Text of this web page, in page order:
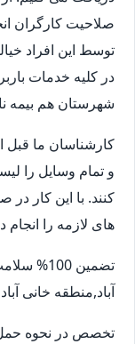
صلاحیت کارگران
توسط این افراد
در کلیه خدمات
شهرستان هم بیمه
کارشناسان ما قبل
و تمام وسایل را
کنند. با این کار
های لازمه را انجام
تضمین
آباد,منطقه خانی آباد
تخصص در نحوه حمل